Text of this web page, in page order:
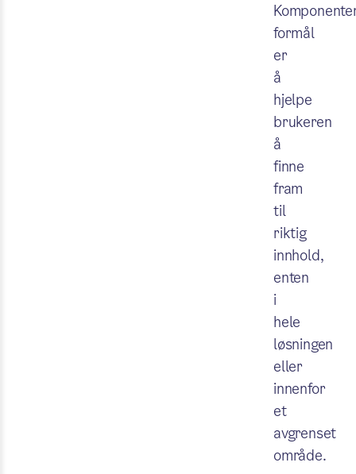
formål
er
å
hjelpe
brukeren
å
finne
fram
til
riktig
innhold,
enten
i
hele
løsningen
eller
innenfor
et
avgrenset
område.